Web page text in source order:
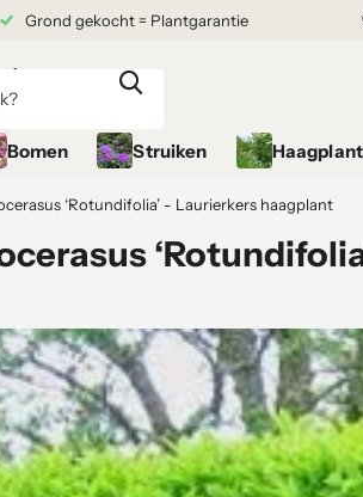
Grond gekocht = Plantgarantie
Bomen Struiken
‘Rotundifolia’ - Laurierkers haagplant